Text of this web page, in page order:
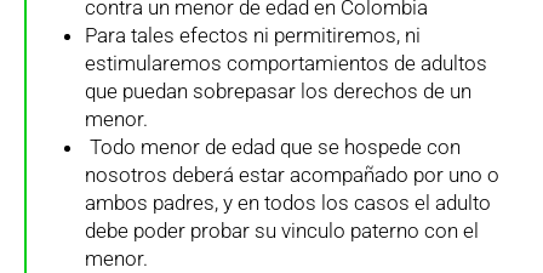
contra un menor de edad en Colombia
Para tales efectos ni permitiremos, ni
estimularemos comportamientos de adultos
que puedan sobrepasar los derechos de un
menor.
Todo menor de edad que se hospede con
nosotros deberá estar acompañado por uno o
ambos padres, y en todos los casos el adulto
debe poder probar su vinculo paterno con el
menor.